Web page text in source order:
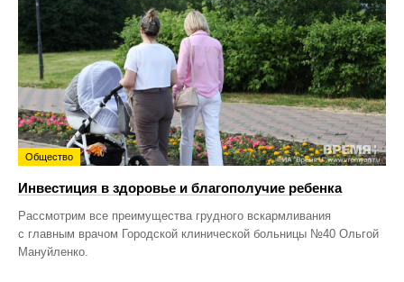
Общество
Инвестиция в здоровье и благополучие ребенка
Рассмотрим все преимущества грудного вскармливания
с главным врачом Городской клинической больницы №40 Ольгой
Мануйленко.